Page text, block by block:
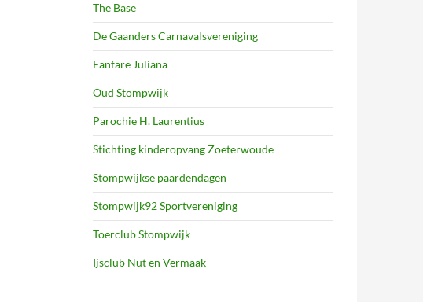
The Base
De Gaanders Carnavalsvereniging
Fanfare Juliana
Oud Stompwijk
Parochie H. Laurentius
Stichting kinderopvang Zoeterwoude
Stompwijkse paardendagen
Stompwijk92 Sportvereniging
Toerclub Stompwijk
Ijsclub Nut en Vermaak